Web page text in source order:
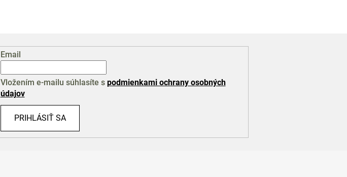
Email
Vložením e-mailu súhlasíte s podmienkami ochrany osobných
údajov
PRIHLÁSIŤ SA